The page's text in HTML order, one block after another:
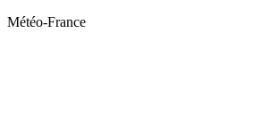
Météo-France